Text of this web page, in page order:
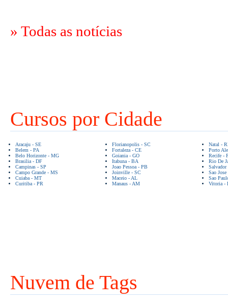
» Todas as notícias
Cursos por Cidade
Aracaju - SE
Belem - PA
Belo Horizonte - MG
Brasilia - DF
Campinas - SP
Campo Grande - MS
Cuiaba - MT
Curitiba - PR
Florianopolis - SC
Fortaleza - CE
Goiania - GO
Itabuna - BA
Joao Pessoa - PB
Joinville - SC
Maceio - AL
Manaus - AM
Natal -
Porto
Recife -
Rio De
Sao
Sao
Vitoria -
Nuvem de Tags